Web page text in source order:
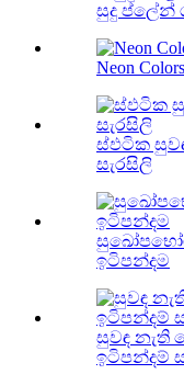
සුදු ප්ලේන්
Neon
ස්ඵටික
සැරසිලි
ඉටිපන්දම
සුවඳ
ඉටිපන්දම්